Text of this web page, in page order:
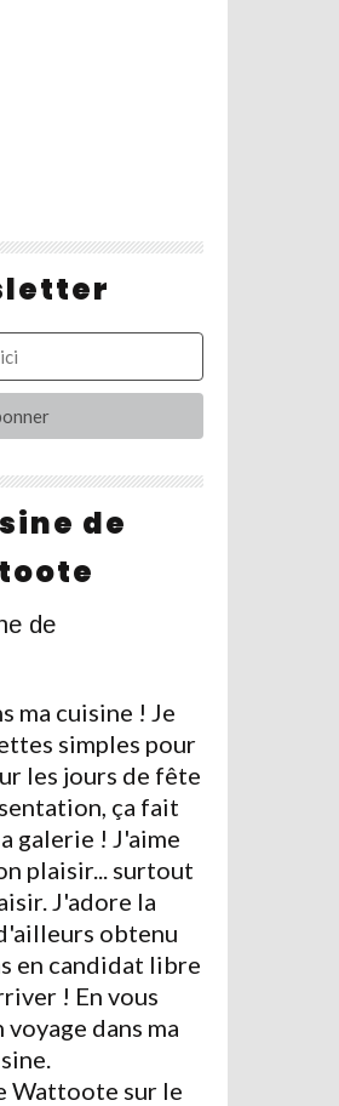
de
ma cuisine ! Je
simples pour
les jours de fête
ça fait
galerie ! J'aime
plaisir... surtout
J'adore la
obtenu
en candidat libre
! En vous
dans ma
Wattoote sur le